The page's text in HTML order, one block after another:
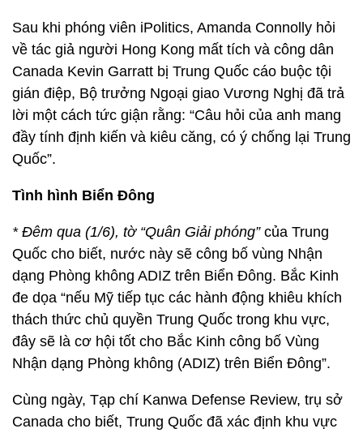
Sau khi phóng viên iPolitics, Amanda Connolly hỏi
về tác giả người Hong Kong mất tích và công dân
Canada Kevin Garratt bị Trung Quốc cáo buộc tội
gián điệp, Bộ trưởng Ngoại giao Vương Nghị đã trả
lời một cách tức giận rằng: “Câu hỏi của anh mang
đầy tính định kiến và kiêu căng, có ý chống lại Trung
Quốc”.
Tình hình Biển Đông
* Đêm qua (1/6), tờ “Quân Giải phóng”của Trung
Quốc cho biết, nước này sẽ công bố vùng Nhận
dạng Phòng không ADIZ trên Biển Đông. Bắc Kinh
đe dọa “nếu Mỹ tiếp tục các hành động khiêu khích
thách thức chủ quyền Trung Quốc trong khu vực,
đây sẽ là cơ hội tốt cho Bắc Kinh công bố Vùng
Nhận dạng Phòng không (ADIZ) trên Biển Đông”.
Cùng ngày, Tạp chí Kanwa Defense Review, trụ sở
Canada cho biết, Trung Quốc đã xác định khu vực